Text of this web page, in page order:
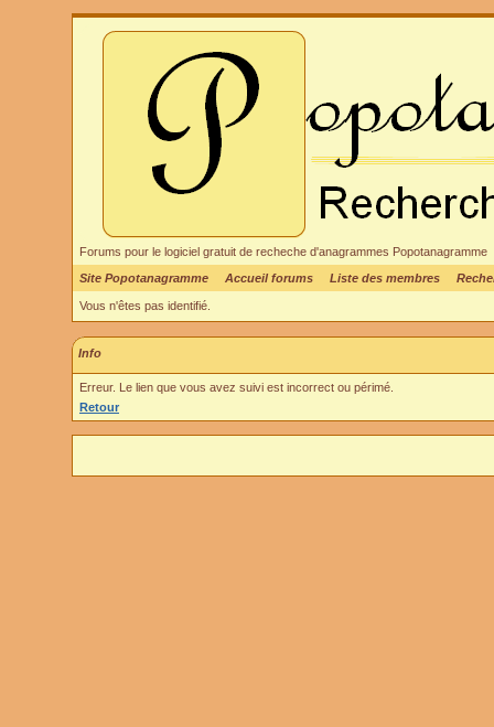
Forums pour le logiciel gratuit de recheche d'anagrammes Popotanagramme
Site Popotanagramme
Accueil forums Liste des membres
Vous n'êtes pas identifié.
Info
Erreur. Le lien que vous avez suivi est incorrect ou périmé.
Retour